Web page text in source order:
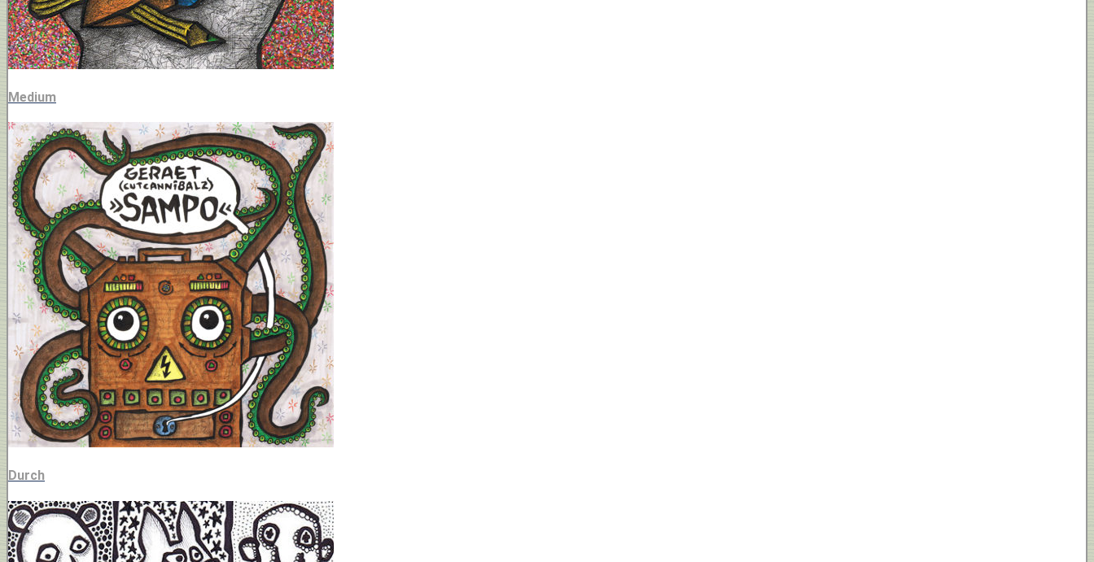
Medium
Durch